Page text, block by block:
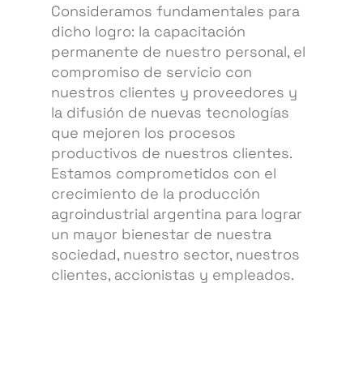
Consideramos fundamentales para
dicho logro: la capacitación
permanente de nuestro personal, el
compromiso de servicio con
nuestros clientes y proveedores y
la difusión de nuevas tecnologías
que mejoren los procesos
productivos de nuestros clientes.
Estamos comprometidos con el
crecimiento de la producción
agroindustrial argentina para lograr
un mayor bienestar de nuestra
sociedad, nuestro sector, nuestros
clientes, accionistas y empleados.